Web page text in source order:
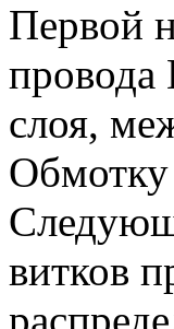
Первой
провода
слоя,
Обмотку
витков